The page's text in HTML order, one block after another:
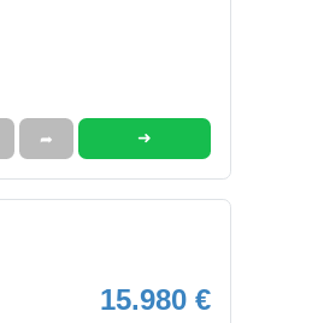
➦ ➜
15.980 €